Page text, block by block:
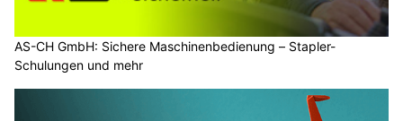
AS-CH GmbH: Sichere Maschinenbedienung – Stapler-
Schulungen und mehr